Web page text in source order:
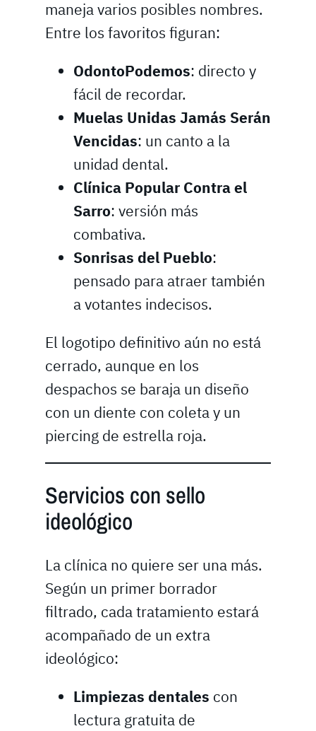
maneja varios posibles nombres.
Entre los favoritos figuran:
OdontoPodemos: directo y
fácil de recordar.
Muelas Unidas Jamás Serán
Vencidas: un canto a la
unidad dental.
Clínica Popular Contra el
Sarro: versión más
combativa.
Sonrisas del Pueblo:
pensado para atraer también
a votantes indecisos.
El logotipo definitivo aún no está
cerrado, aunque en los
despachos se baraja un diseño
con un diente con coleta y un
piercing de estrella roja.
Servicios con sello
ideológico
La clínica no quiere ser una más.
Según un primer borrador
filtrado, cada tratamiento estará
acompañado de un extra
ideológico:
Limpiezas dentales con
lectura gratuita de